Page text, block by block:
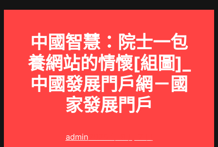
中國智慧：院士一包
養網站的情懷[組圖]_
中國發展門戶網－國
家發展門戶
admin